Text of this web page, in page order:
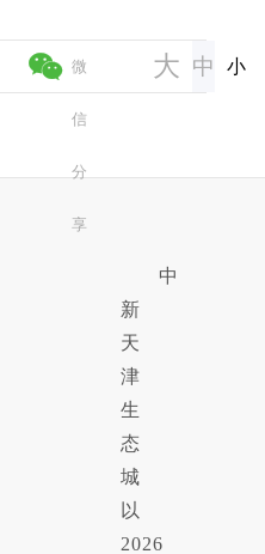
微
信
分
享
大 中 小
中
新
天
津
生
态
城
以
2026